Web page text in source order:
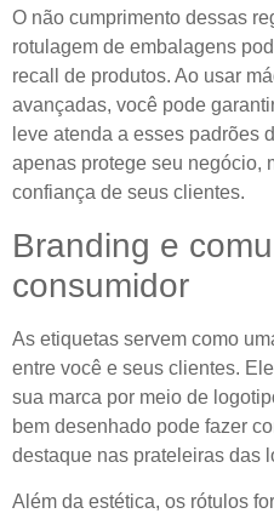
O não cumprimento dessas
rotulagem de embalagens
recall de produtos. Ao usar
avançadas, você pode
leve atenda a esses padrões
apenas protege seu negócio,
confiança de seus clientes.
Branding e
consumidor
As etiquetas servem como
entre você e seus clientes.
sua marca por meio de
bem desenhado pode fazer
destaque nas prateleiras das
Além da estética, os rótulos